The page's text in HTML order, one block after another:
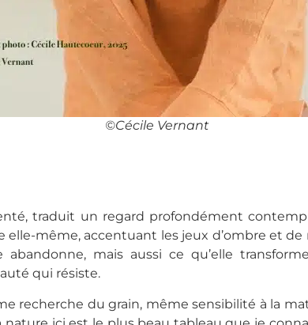
©Cécile Vernant
traduit un regard profondément
même, accentuant les jeux d’ombre et de
mais aussi ce qu’elle
qui résiste.
recherche du grain, même sensibilité à la